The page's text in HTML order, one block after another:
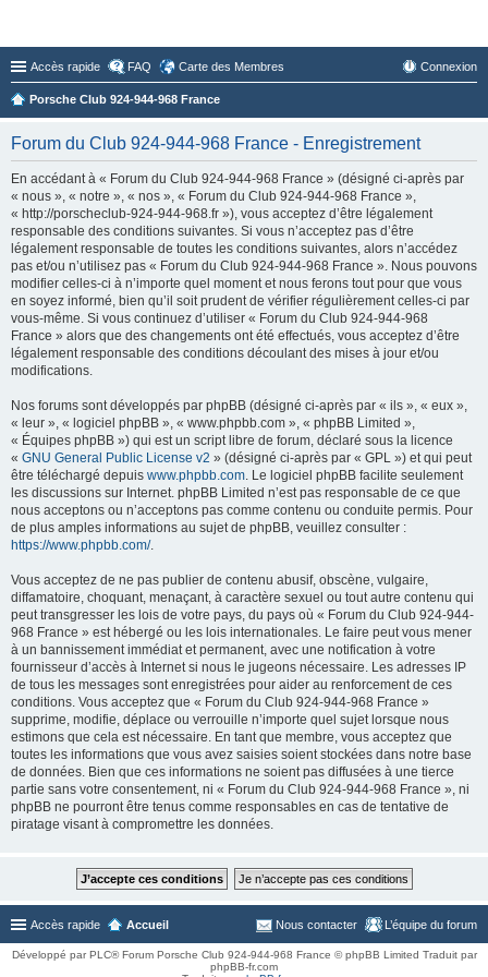
Accès rapide FAQ Carte des Membres Connexion
Porsche Club 924-944-968 France
Forum du Club 924-944-968 France - Enregistrement
En accédant à « Forum du Club 924-944-968 France » (désigné ci-après par
« nous », « notre », « nos », « Forum du Club 924-944-968 France »,
« http://porscheclub-924-944-968.fr »), vous acceptez d’être légalement
responsable des conditions suivantes. Si vous n’acceptez pas d’être
légalement responsable de toutes les conditions suivantes, alors n’accédez
pas et/ou n’utilisez pas « Forum du Club 924-944-968 France ». Nous pouvons
modifier celles-ci à n’importe quel moment et nous ferons tout pour que vous
en soyez informé, bien qu’il soit prudent de vérifier régulièrement celles-ci par
vous-même. Si vous continuez d’utiliser « Forum du Club 924-944-968
France » alors que des changements ont été effectués, vous acceptez d’être
légalement responsable des conditions découlant des mises à jour et/ou
modifications.
Nos forums sont développés par phpBB (désigné ci-après par « ils », « eux »,
« leur », « logiciel phpBB », « www.phpbb.com », « phpBB Limited »,
« Équipes phpBB ») qui est un script libre de forum, déclaré sous la licence
« GNU General Public License v2 » (désigné ci-après par « GPL ») et qui peut
être téléchargé depuis www.phpbb.com. Le logiciel phpBB facilite seulement
les discussions sur Internet. phpBB Limited n’est pas responsable de ce que
nous acceptons ou n’acceptons pas comme contenu ou conduite permis. Pour
de plus amples informations au sujet de phpBB, veuillez consulter :
https://www.phpbb.com/.
Vous acceptez de ne pas publier de contenu abusif, obscène, vulgaire,
diffamatoire, choquant, menaçant, à caractère sexuel ou tout autre contenu qui
peut transgresser les lois de votre pays, du pays où « Forum du Club 924-944-
968 France » est hébergé ou les lois internationales. Le faire peut vous mener
à un bannissement immédiat et permanent, avec une notification à votre
fournisseur d’accès à Internet si nous le jugeons nécessaire. Les adresses IP
de tous les messages sont enregistrées pour aider au renforcement de ces
conditions. Vous acceptez que « Forum du Club 924-944-968 France »
supprime, modifie, déplace ou verrouille n’importe quel sujet lorsque nous
estimons que cela est nécessaire. En tant que membre, vous acceptez que
toutes les informations que vous avez saisies soient stockées dans notre base
de données. Bien que ces informations ne soient pas diffusées à une tierce
partie sans votre consentement, ni « Forum du Club 924-944-968 France », ni
phpBB ne pourront être tenus comme responsables en cas de tentative de
piratage visant à compromettre les données.
Accès rapide Accueil L’équipe du forum
Nous contacter
Développé par PLC® Forum Porsche Club 924-944-968 France © phpBB Limited Traduit par
phpBB-fr.com